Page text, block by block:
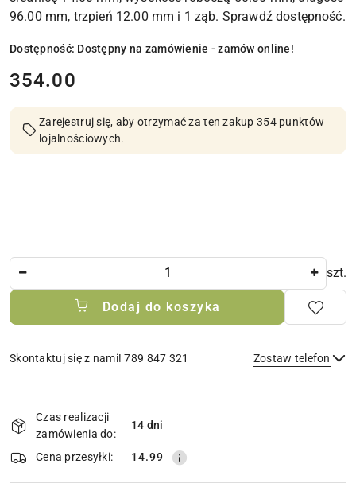
96.00 mm, trzpień 12.00 mm i 1 ząb. Sprawdź dostępność.
Dostępność: Dostępny na zamówienie - zamów online!
cena:
354.00
Zarejestruj się, aby otrzymać za ten zakup 354 punktów
lojalnościowych.
szt.
Dodaj do koszyka
Skontaktuj się z nami! 789 847 321 Zostaw telefon
Wyślij
dostawa
Czas realizacji
zamówienia do:
14 dni
Cena przesyłki: 14.99